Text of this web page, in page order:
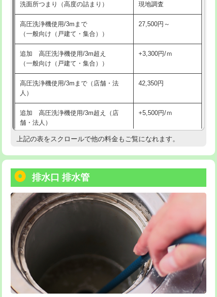
バスタブ設置 現場見積
追加人工 16,500円
廃棄・処分
※給水管工事は20mmまでの価格です。
給水管工事※（ホール加工) 16,500円
給水管工事※（バンド止め)
給水管工事※（支持金具設置) 5,500円
給水管工事※（保温材使用（バンド止
め込み）)
5,500円
給水管工事※（土の掘削・埋め戻し作
業)
11,000円
給水管工事※（塩ビ管（VP・HI）使
用/3ｍまで)
用（追加）/3ｍ超え)
給水管工事※（ライニング鋼管・銅
管・ポリ管・HT管使用/3ｍまで)
44,000円
給水管工事※（ライニング鋼管・銅
管・ポリ管・HT管使用/3ｍ超え)
+8,800円
排水管工事（土の掘削・埋め戻し作
業）
11,000円~
排水管工事（排水管工事/3ｍまで） 55,000円
洗面所つまり（高度の詰まり） 現地調査
高圧洗浄機使用/3mまで
（一般向け（戸建て・集合））
27,500円～
追加 高圧洗浄機使用/3m超え
（一般向け（戸建て・集合））
+3,300円/ｍ
高圧洗浄機使用/3mまで（店舗・法
人）
42,350円
追加 高圧洗浄機使用/3m超え（店
舗・法人）
+5,500円/ｍ
高度高圧洗浄換 現地調査
トーラー機使用/3mまで
追加トーラー機使用/3m超え +3,300円
カメラ調査 33,000円
桝清掃 8,800円
止水・漏水調査・防水処理・清掃・修
理・調整・分解・加工など（軽作業）
11,000円
止水・漏水調査・防水処理・清掃・修
22,000円
上記の表をスクロールで他の料金もご覧になれます。
排水口 排水管